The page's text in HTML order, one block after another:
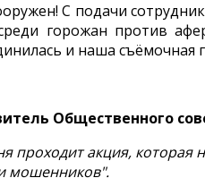
С подачи
горожан против
и наша съёмочная
Общественного
проходит акция,
мошенников".